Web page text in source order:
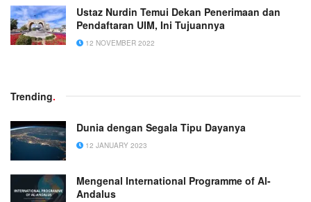
Ustaz Nurdin Temui Dekan Penerimaan dan
Pendaftaran UIM, Ini Tujuannya
12 NOVEMBER 2022
Trending.
Dunia dengan Segala Tipu Dayanya
12 JANUARY 2023
Mengenal International Programme of Al-
Andalus